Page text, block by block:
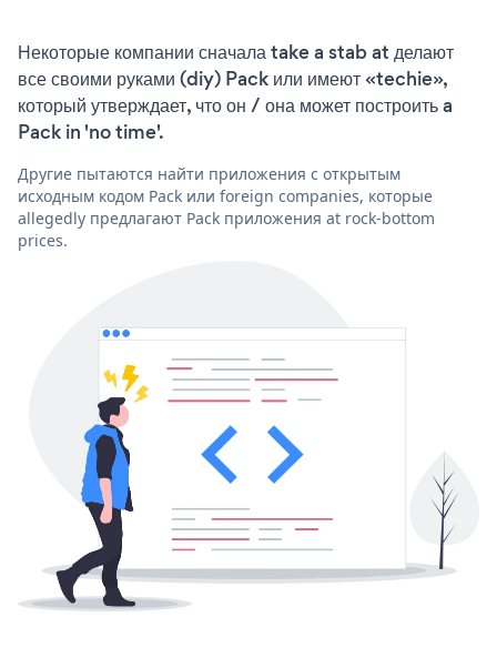
Некоторые компании сначала take a stab at делают
все своими руками (diy) Pack или имеют «techie»,
который утверждает, что он / она может построить a
Pack in 'no time'.
Другие пытаются найти приложения с открытым
исходным кодом Pack или foreign companies, которые
allegedly предлагают Pack приложения at rock-bottom
prices.